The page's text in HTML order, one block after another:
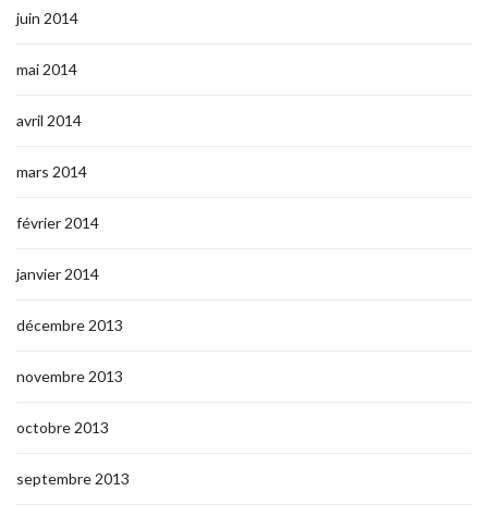
juin 2014
mai 2014
avril 2014
mars 2014
février 2014
janvier 2014
décembre 2013
novembre 2013
octobre 2013
septembre 2013